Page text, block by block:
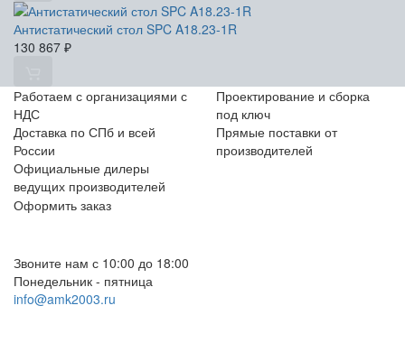
Антистатический стол SPC A18.23-1R
130 867 ₽
Работаем с организациями с
НДС
Проектирование и сборка
под ключ
Доставка по СПб и всей
России
Прямые поставки от
производителей
Официальные дилеры
ведущих производителей
Оформить заказ
Звоните нам с 10:00 до 18:00
Понедельник - пятница
info@amk2003.ru